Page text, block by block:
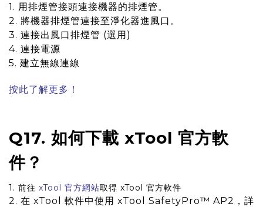
1. 用排煙管接頭連接機器的排煙管。
2. 將機器排煙管連接至淨化器進風口。
3. 連接出風口排煙管 (選用)
4. 連接電源
5. 建立無線連線
按此了解更多！
Q17. 如何下載 xTool 官方軟
件？
1. 前往 xTool 官方網站取得 xTool 官方軟件
2. 在 xTool 軟件中使用 xTool SafetyPro™ AP2，詳